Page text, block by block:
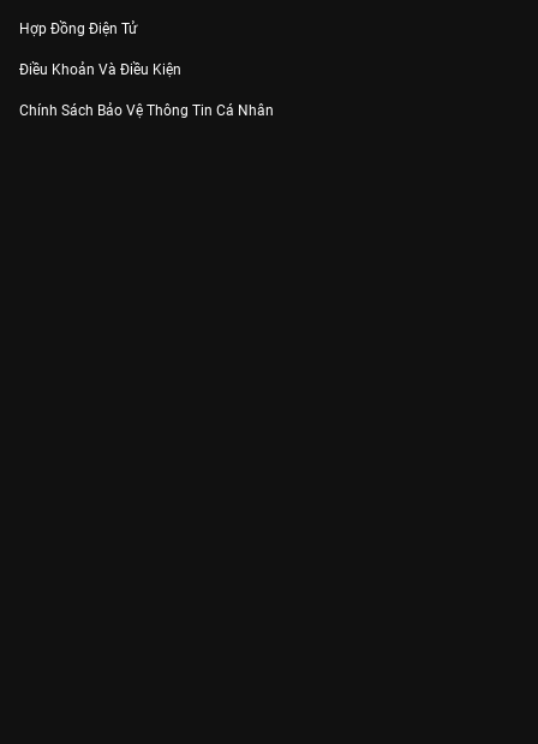
Hợp Đồng Điện Tử
Điều Khoản Và Điều Kiện
Chính Sách Bảo Vệ Thông Tin Cá Nhân